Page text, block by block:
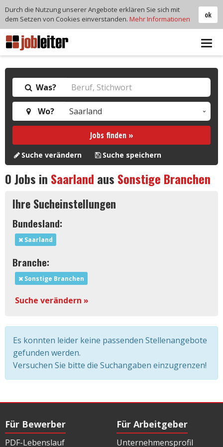
Was?
Wo?
Jobs finden »
Suche verändern Suche speichern
0Jobs in Saarland aus Sonstige Branchen
Ihre Sucheinstellungen
Bundesland:
Saarland
Branche:
Sonstige Branchen
Suche verändern »
Es konnten leider keine passenden Stellenangebote
gefunden werden.
Versuchen Sie bitte die Suchangaben einzugrenzen!
Für Bewerber
PDF-Lebenslauf
Für Arbeitgeber
Unternehmensprofil
ok
Durch die Nutzung unserer Angebote erklären Sie sich mit
dem Setzen von Cookies einverstanden. Mehr Informationen